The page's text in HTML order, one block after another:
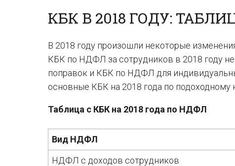
КБК В 2018 ГОДУ:
В 2018 году произошли некоторые
КБК по НДФЛ за сотрудников в 2018 году
поправок и КБК по НДФЛ для
основные КБК на 2018 года по подоходному
Таблица с КБК на 2018 года по НДФЛ
Вид НДФЛ
НДФЛ с доходов сотрудников